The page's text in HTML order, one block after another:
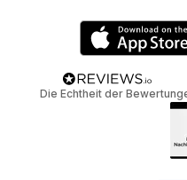
Die Echtheit der